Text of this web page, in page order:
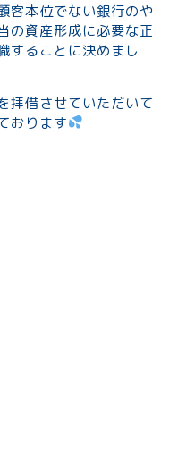
客本位でない銀行のや
の資産形成に必要な正
することに決めまし
拝借させていただいて
おります